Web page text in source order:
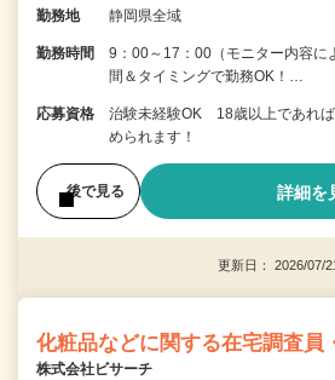
勤務地 静岡県全域
勤務時間
9：00～17：00（モニター内容に
間＆タイミングで勤務OK！…
応募資格
治験未経験OK 18歳以上であれ
められます！
後で見る 詳細を
更新日： 2026/
化粧品などに関する在宅調査員
株式会社ビサーチ